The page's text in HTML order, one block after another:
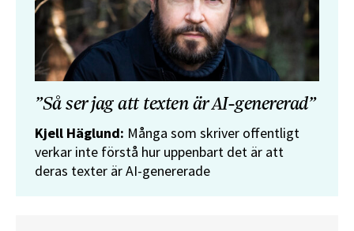
”Så ser jag att texten är AI-genererad”
Kjell Häglund: Många som skriver offentligt
verkar inte förstå hur uppenbart det är att
deras texter är AI-genererade